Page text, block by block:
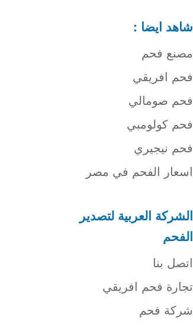
شاهد ايضا :
مصنع فحم
فحم افريقي
فحم صومالي
فحم كولومبي
فحم نيجيري
اسعار الفحم في مصر
الشركة العربية لتصدير
الفحم
اتصل بنا
تجارة فحم افريقي
شركة فحم